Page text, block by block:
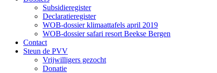
Subsidieregister
Declaratieregister
WOB-dossier klimaattafels april 2019
WOB-dossier safari resort Beekse Bergen
Contact
Steun de PVV
Vrijwilligers gezocht
Donatie